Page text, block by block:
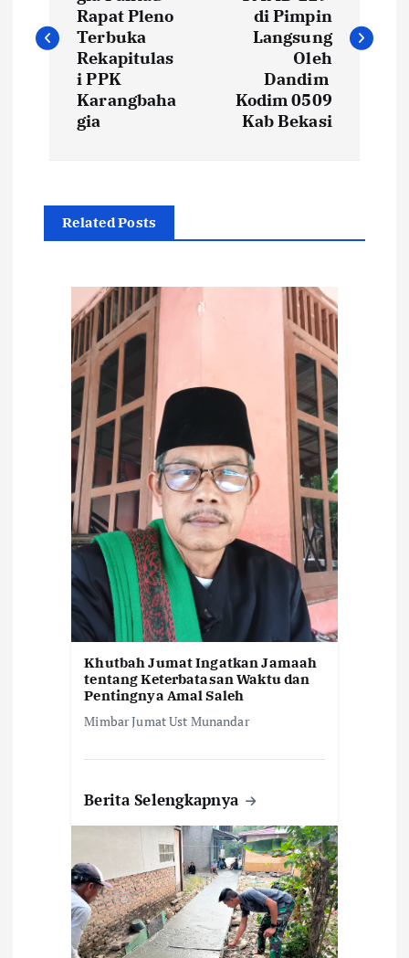
v
s
Rapat Pleno
Terbuka
Rekapitulas
i PPK
Karangbaha
gia
di Pimpin
Langsung
Oleh
Dandim
Kodim 0509
Kab Bekasi
Related Posts
Khutbah Jumat Ingatkan Jamaah
tentang Keterbatasan Waktu dan
Pentingnya Amal Saleh
Mimbar Jumat Ust Munandar
Berita Selengkapnya